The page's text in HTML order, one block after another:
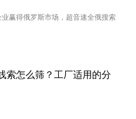
赢得俄罗斯市场，超音速全俄搜索
索怎么筛？工厂适用的分